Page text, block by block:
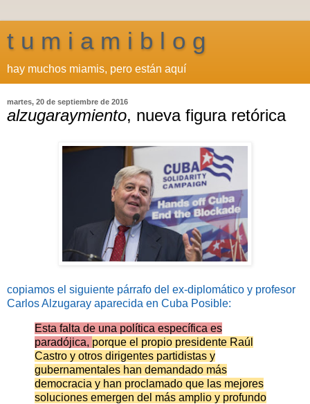
t u m i a m i b l o g
hay muchos miamis, pero están aquí
martes, 20 de septiembre de 2016
alzugaraymiento, nueva figura retórica
copiamos el siguiente párrafo del ex-diplomático y profesor
Carlos Alzugaray aparecida en Cuba Posible:
Esta falta de una política específica es
paradójica, porque el propio presidente Raúl
Castro y otros dirigentes partidistas y
gubernamentales han demandado más
democracia y han proclamado que las mejores
soluciones emergen del más amplio y profundo